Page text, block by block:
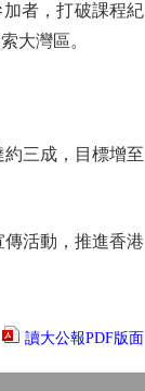
者，打破課程紀
大灣區。
三成，目標增至
活動，推進香港
讀大公報PDF版面